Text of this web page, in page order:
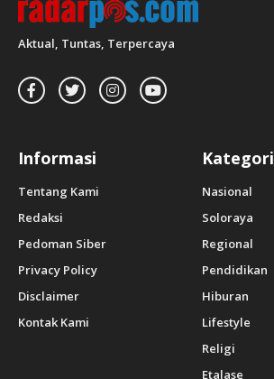
Aktual, Tuntas, Terpercaya
Informasi
Tentang Kami
Redaksi
Pedoman Siber
Privacy Policy
Disclaimer
Kontak Kami
Kategori
Nasional
Soloraya
Regional
Pendidikan
Hiburan
Lifestyle
Religi
Etalase